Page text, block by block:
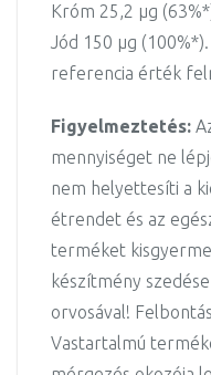
Króm 25,2 µg
Jód 150 µg
referencia érték
Figyelmeztetés:
mennyiséget ne
nem helyettesíti a
étrendet és az
terméket
készítmény
orvosával!
Vastartalmú